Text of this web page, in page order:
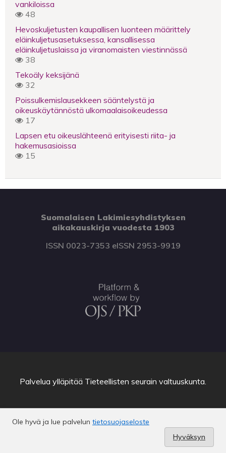
vankiloissa
48
Hevoskuljetusten kaupallisen luonteen määrittely
eläinkuljetusasetuksessa, kansallisessa
eläinkuljetuslaissa ja viranomaisten viestinnässä
38
Tekoäly keksijänä
32
Poissulkemislausekkeen sääntelystä ja
oikeuskäytännöstä ulkomaalaisoikeudessa
17
Lapsen etu oikeuslähteenä erityisesti riita- ja
hakemusasioissa
15
Suomalaisen Lakimiesyhdistyksen
aikakauskirja vuodesta 1903
ISSN 0023-7353 eISSN 2953-9919
Ole hyvä ja lue palvelun tietosuojaseloste
Hyväksyn
Palvelua ylläpitää Tieteellisten seurain valtuuskunta.